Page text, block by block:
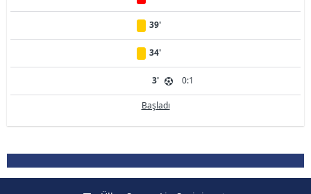
39'
34'
3' 0:1
Başladı